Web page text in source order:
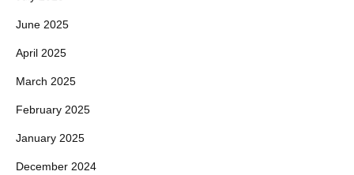
June 2025
April 2025
March 2025
February 2025
January 2025
December 2024